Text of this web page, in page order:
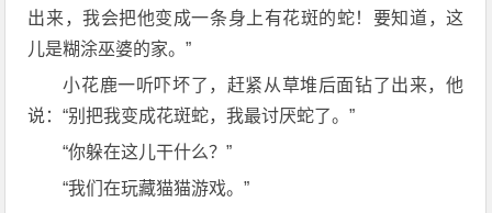
出来，我会把他变成一条身上有花斑的蛇！要知道，这
儿是糊涂巫婆的家。”
小花鹿一听吓坏了，赶紧从草堆后面钻了出来，他
说：“别把我变成花斑蛇，我最讨厌蛇了。”
“你躲在这儿干什么？”
“我们在玩藏猫猫游戏。”